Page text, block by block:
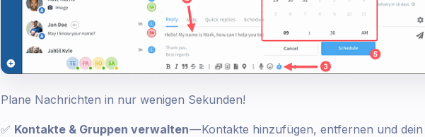
Plane Nachrichten in nur wenigen Sekunden!
✅ Kontakte & Gruppen verwalten— Kontakte hinzufügen, entfernen und